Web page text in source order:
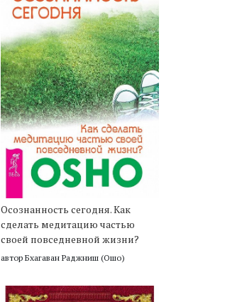
Осознанность сегодня. Как
сделать медитацию частью
своей повседневной жизни?
автор Бхагаван Раджниш (Ошо)